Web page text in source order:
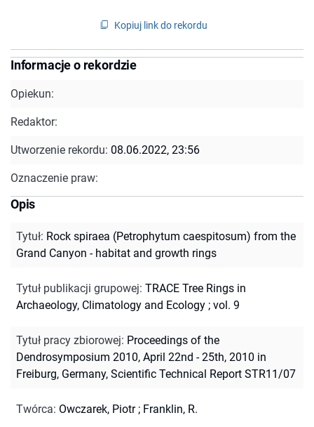
Kopiuj link do rekordu
Informacje o rekordzie
Opiekun:
Redaktor:
Utworzenie rekordu: 08.06.2022, 23:56
Oznaczenie praw:
Opis
Tytuł: Rock spiraea (Petrophytum caespitosum) from the
Grand Canyon - habitat and growth rings
Tytuł publikacji grupowej: TRACE Tree Rings in
Archaeology, Climatology and Ecology ; vol. 9
Tytuł pracy zbiorowej: Proceedings of the
Dendrosymposium 2010, April 22nd - 25th, 2010 in
Freiburg, Germany, Scientific Technical Report STR11/07
Twórca: Owczarek, Piotr; Franklin, R.